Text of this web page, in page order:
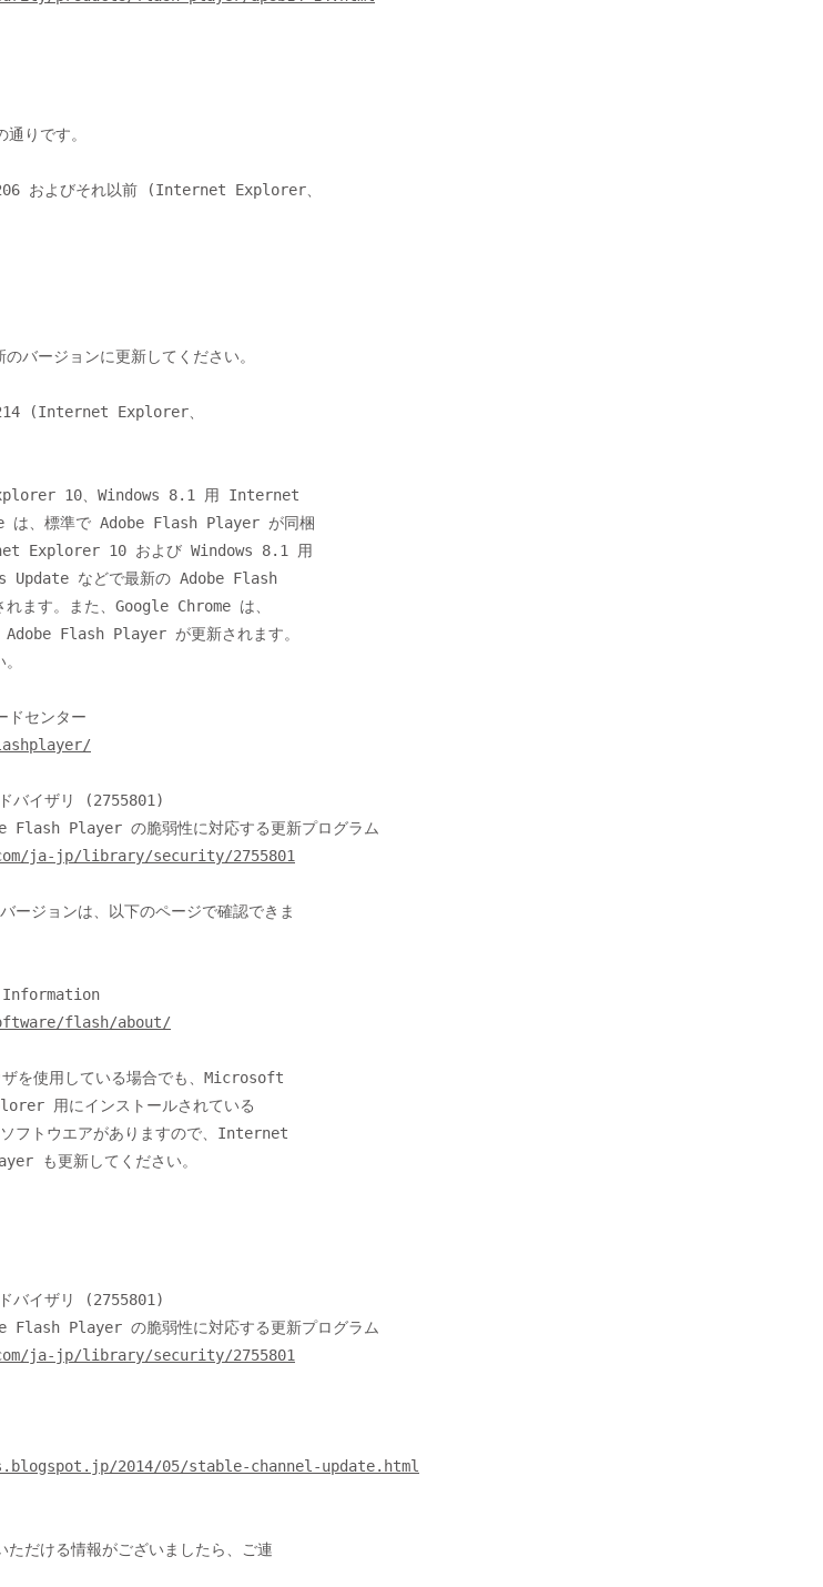
は、標準で Adobe Flash Player が同梱
Explorer 10 および Windows 8.1 用
などで最新の Adobe Flash
ます。また、Google Chrome は、
Adobe Flash Player が更新されます。
ja-jp/library/security/2755801
flash/about/
使用している場合でも、Microsoft
ja-jp/library/security/2755801
2014/05/stable-channel-update.html